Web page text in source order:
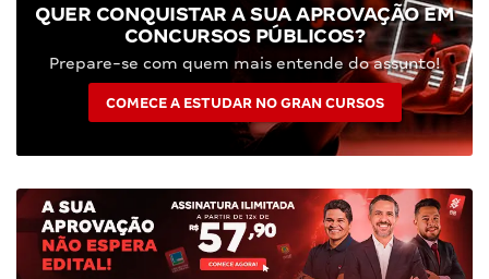
QUER CONQUISTAR A SUA APROVAÇÃO EM
CONCURSOS PÚBLICOS?
Prepare-se com quem mais entende do assunto!
COMECE A ESTUDAR NO GRAN CURSOS